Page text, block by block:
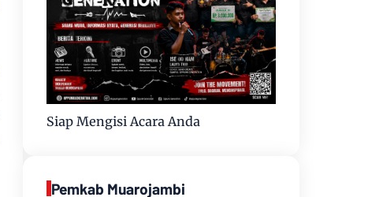
Siap Mengisi Acara Anda
Pemkab Muarojambi